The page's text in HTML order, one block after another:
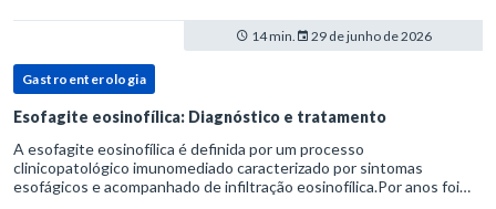
14 min. 29 de junho de 2026
Gastroenterologia
Esofagite eosinofílica: Diagnóstico e tratamento
A esofagite eosinofílica é definida por um processo
clinicopatológico imunomediado caracterizado por sintomas
esofágicos e acompanhado de infiltração eosinofílica.Por anos foi